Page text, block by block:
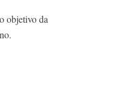
objetivo da